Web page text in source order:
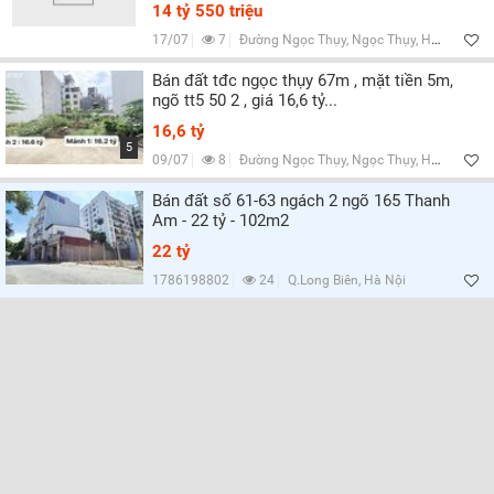
14 tỷ 550 triệu
17/07 7 Đường Ngọc Thụy, Ngọc Thụy, Hà Nội
5
Bán đất tđc ngọc thụy 67m , mặt tiền 5m,
ngõ tt5 50 2 , giá 16,6 tỷ...
16,6 tỷ
09/07 8 Đường Ngọc Thụy, Ngọc Thụy, Hà Nội
Bán đất số 61-63 ngách 2 ngõ 165 Thanh
Am - 22 tỷ - 102m2
22 tỷ
1786198802 24 Q.Long Biên, Hà Nội